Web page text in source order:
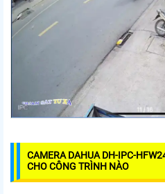
CAMERA DAHUA DH-IPC-
CHO CÔNG TRÌNH NÀO